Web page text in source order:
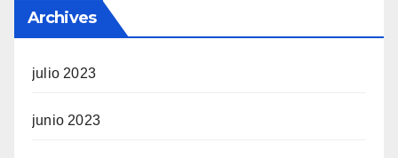
Archives
julio 2023
junio 2023